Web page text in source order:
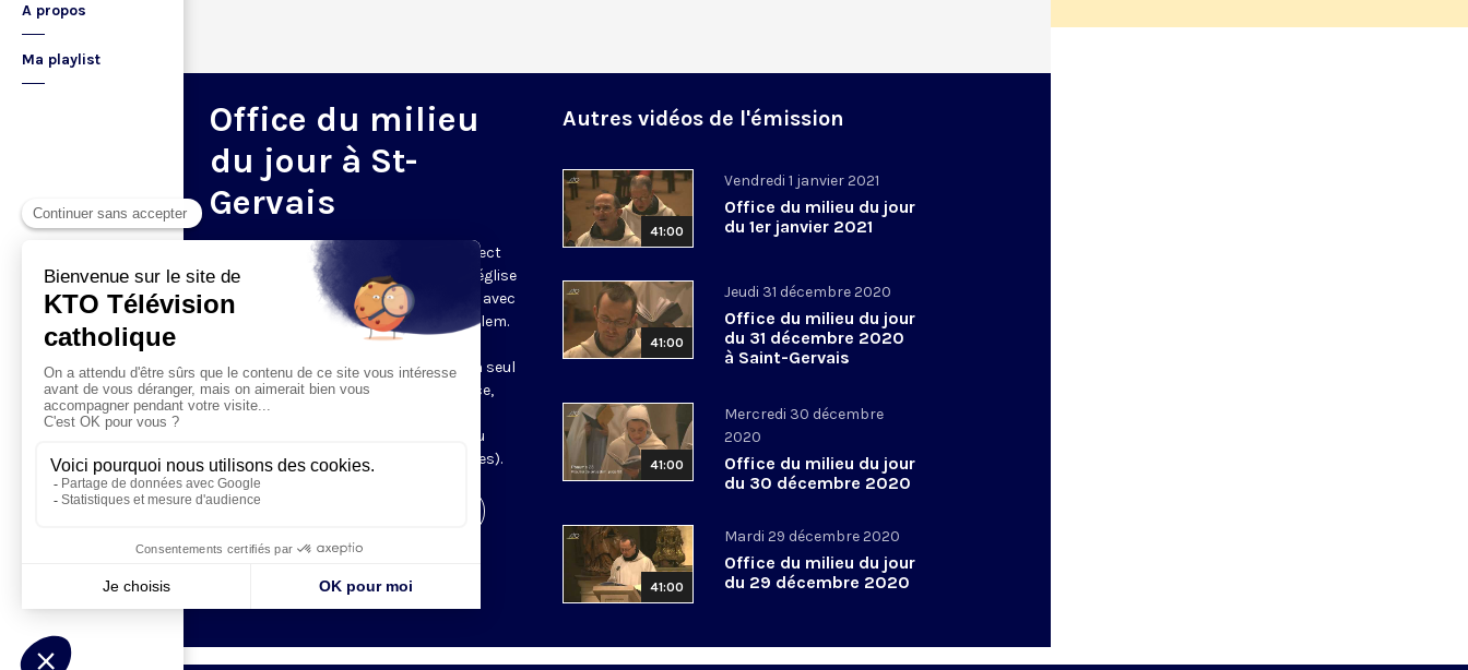
A propos
Ma playlist
Office du milieu
du jour à St-
Gervais
Du mardi au samedi, KTO diffuse en direct
l’office du milieu du jour, en direct de l’église
Saint-Gervais-Saint-Protais (Paris 4e), avec
les Fraternités Monastiques de Jérusalem.
L’Office du Milieu du Jour regroupe, en
particulier, «au milieu du jour» et en un seul
office, les heures monastiques de Tierce,
Sexte et None. Il permet à l’Église de
retrouver son Seigneur entre l’office du
matin (Laudes) et l’office du soir (Vêpres).
Autres vidéos de l'émission
41:00
Vendredi 1 janvier 2021
Office du milieu du jour
du 1er janvier 2021
41:00
Jeudi 31 décembre 2020
Office du milieu du jour
du 31 décembre 2020
à Saint-Gervais
41:00
Mercredi 30 décembre
2020
Office du milieu du jour
du 30 décembre 2020
41:00
Mardi 29 décembre 2020
Office du milieu du jour
du 29 décembre 2020